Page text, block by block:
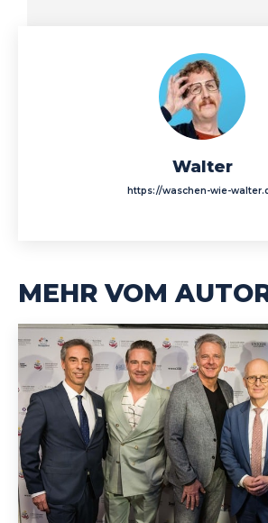
Walter
https://waschen-wie-
MEHR VOM